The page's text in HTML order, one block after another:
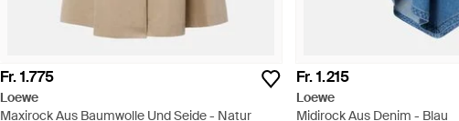
Fr. 1.775
Loewe
Maxirock Aus Baumwolle Und Seide - Natur
Fr. 1.215
Loewe
Midirock Aus Denim - Blau